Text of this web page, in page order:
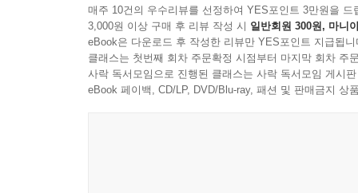
매주 10건의 우수리뷰를 선정하여 YES포인트 3만원을 드
3,000원 이상 구매 후 리뷰 작성 시 일반회원 300원, 마니
eBook은 다운로드 후 작성한 리뷰만 YES포인트 지급됩니
클래스는 첫번째 회차 주문확정 시점부터 마지막 회차 주
사락 독서모임으로 진행된 클래스는 사락 독서모임 게시
eBook 페이백, CD/LP, DVD/Blu-ray, 패션 및 판매금지 상